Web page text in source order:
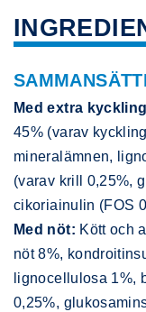
Med extra
45% (varav
mineralämnen,
(varav krill 0,25%,
cikoriainulin (FOS
Med nöt: Kött och
nöt 8%,
lignocellulosa 1%,
0,25%,